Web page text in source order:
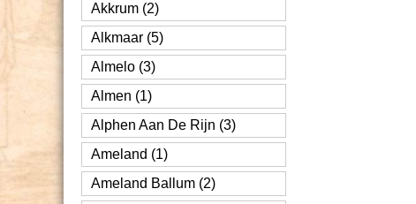
Akkrum (2)
Alkmaar (5)
Almelo (3)
Almen (1)
Alphen Aan De Rijn (3)
Ameland (1)
Ameland Ballum (2)